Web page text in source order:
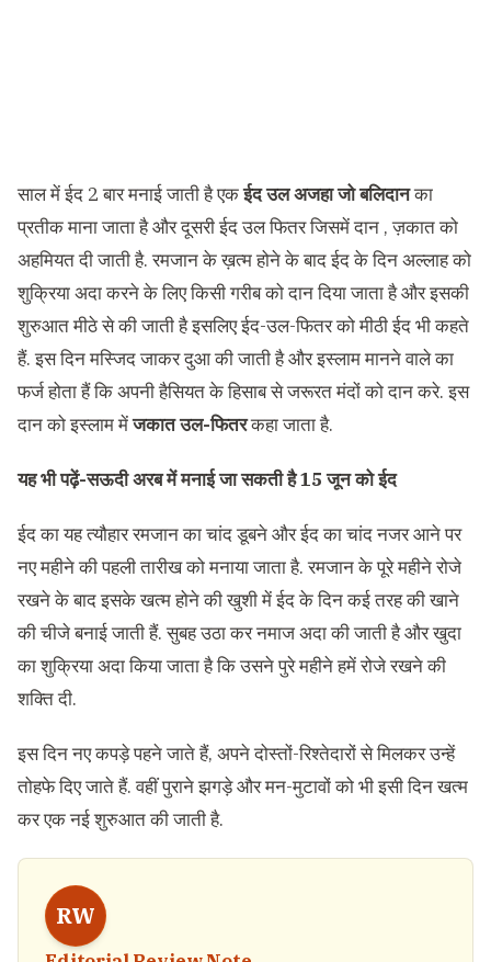
साल में ईद 2 बार मनाई जाती है एकईद उल अजहा जो बलिदानका
प्रतीक माना जाता है और दूसरी ईद उल फितर जिसमें दान , ज़कात को
अहमियत दी जाती है. रमजान के ख़त्म होने के बाद ईद के दिन अल्लाह को
शुक्रिया अदा करने के लिए किसी गरीब को दान दिया जाता है और इसकी
शुरुआत मीठे से की जाती है इसलिए ईद-उल-फितर को मीठी ईद भी कहते
हैं. इस दिन मस्जिद जाकर दुआ की जाती है और इस्लाम मानने वाले का
फर्ज होता हैं कि अपनी हैसियत के हिसाब से जरूरत मंदों को दान करे. इस
दान को इस्लाम मेंजकात उल-फितरकहा जाता है.
यह भी पढ़ें-सऊदी अरब में मनाई जा सकती है 15 जून को ईद
ईद का यह त्यौहार रमजान का चांद डूबने और ईद का चांद नजर आने पर
नए महीने की पहली तारीख को मनाया जाता है. रमजान के पूरे महीने रोजे
रखने के बाद इसके खत्म होने की खुशी में ईद के दिन कई तरह की खाने
की चीजे बनाई जाती हैं. सुबह उठा कर नमाज अदा की जाती है और खुदा
का शुक्रिया अदा किया जाता है कि उसने पुरे महीने हमें रोजे रखने की
शक्ति दी.
इस दिन नए कपड़े पहने जाते हैं, अपने दोस्तों-रिश्तेदारों से मिलकर उन्हें
तोहफे दिए जाते हैं. वहीं पुराने झगड़े और मन-मुटावों को भी इसी दिन खत्म
कर एक नई शुरुआत की जाती है.
RW